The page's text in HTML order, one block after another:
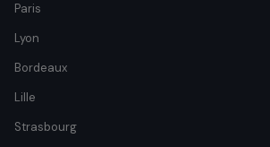
Paris
Lyon
Bordeaux
Lille
Strasbourg